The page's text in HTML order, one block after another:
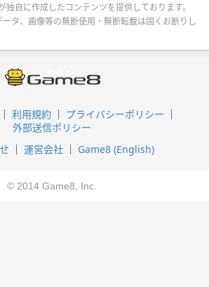
自に作成したコンテンツを提供しております。
タ、画像等の無断使用・無断転載は固くお断りし
利用規約
プライバシーポリシー
外部送信ポリシー
運営会社 Game8 (English)
© 2014 Game8, Inc.